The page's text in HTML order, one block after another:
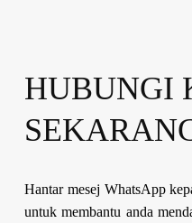
HUBUNGI
Hantar mesej WhatsApp
untuk membantu anda